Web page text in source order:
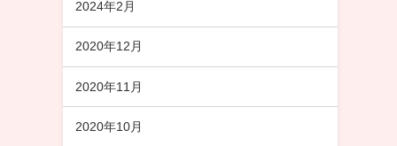
2024年2月
2020年12月
2020年11月
2020年10月